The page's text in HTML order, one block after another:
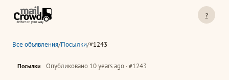
?
Все объявления/Посылки/#1243
Посылки Опубликовано 10 years ago · #1243